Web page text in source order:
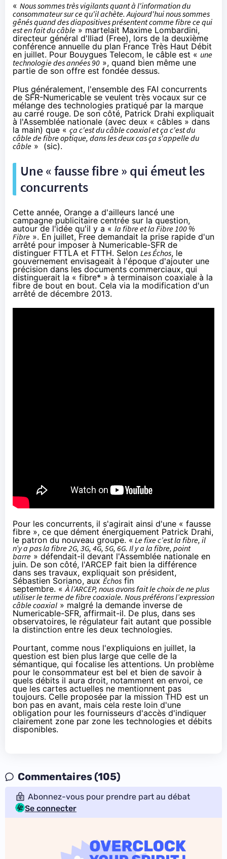
« Nous sommes très vigilants quant à l'information du
consommateur sur ce qu'il achète. Aujourd'hui nous sommes
gênés quand des diapositives présentent comme fibre ce qui
est en fait du câble » martelait Maxime Lombardini,
directeur général d'Iliad (Free), lors de la deuxième
conférence annuelle du plan France Très Haut Débit
en juillet. Pour Bouygues Telecom, le câble est « une
technologie des années 90 », quand bien même une
partie de son offre est fondée dessus.
Plus généralement, l'ensemble des FAI concurrents
de SFR-Numericable se veulent très vocaux sur ce
mélange des technologies pratiqué par la marque
au carré rouge. De son côté, Patrick Drahi expliquait
à l'Assemblée nationale (avec deux « câbles » dans
la main) que « ça c'est du câble coaxial et ça c'est du
câble de fibre optique, dans les deux cas ça s'appelle du
câble » (sic).
Une « fausse fibre » qui émeut les
concurrents
Cette année, Orange a d'ailleurs lancé une
campagne publicitaire centrée sur la question,
autour de l'idée qu'il y a « la fibreet la Fibre 100 %
Fibre ». En juillet, Free demandait la prise rapide d'un
arrêté pour imposer à Numericable-SFR de
distinguer FTTLA et FTTH. Selon Les Échos, le
gouvernement envisageait à l'époque d'ajouter une
précision dans les documents commerciaux, qui
distinguerait la « fibre* » à terminaison coaxiale à la
fibre de bout en bout. Cela via la modification d'un
arrêté de décembre 2013.
Pour les concurrents, il s'agirait ainsi d'une « fausse
fibre », ce que dément énergiquement Patrick Drahi,
le patron du nouveau groupe. « Le fixe c’estla fibre, il
n’y a pasla fibre2G, 3G, 4G, 5G, 6G. Il y a la fibre, point
barre » défendait-il devant l'Assemblée nationale en
juin. De son côté, l'ARCEP fait bien la différence
dans ses travaux, expliquait son président,
Sébastien Soriano, aux Échos fin
septembre. «À l’ARCEP, nous avons fait le choix de ne plus
utiliser le terme de fibre coaxiale. Nous préférons l’expression
câble coaxial » malgré la demande inverse de
Numericable-SFR, affirmait-il. De plus, dans ses
observatoires, le régulateur fait autant que possible
la distinction entre les deux technologies.
Pourtant, comme nous l'expliquions en juillet, la
question est bien plus large que celle de la
sémantique, qui focalise les attentions. Un problème
pour le consommateur est bel et bien de savoir à
quels débits il aura droit, notamment en envoi, ce
que les cartes actuelles ne mentionnent pas
toujours. Celle proposée par la mission THD est un
bon pas en avant, mais cela reste loin d'une
obligation pour les fournisseurs d'accès d'indiquer
clairement zone par zone les technologies et débits
disponibles.
Commentaires (105)
Abonnez-vous pour prendre part au débat
Se connecter